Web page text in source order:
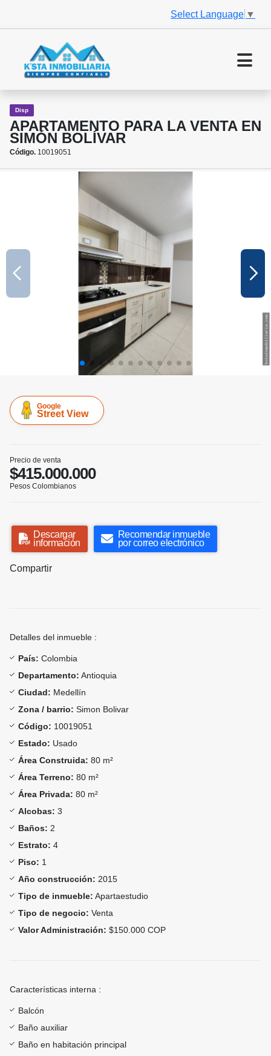
Select Language ▼
Disp
APARTAMENTO PARA LA VENTA EN
SIMÓN BOLÍVAR
Código. 10019051
Google
Street View
Precio de venta
$415.000.000
Pesos Colombianos
Descargar
información
Recomendar inmueble
por correo electrónico
Compartir
Detalles del inmueble :
País: Colombia
Departamento: Antioquia
Ciudad: Medellín
Zona / barrio: Simon Bolivar
Código: 10019051
Estado: Usado
Área Construida: 80 m²
Área Terreno: 80 m²
Área Privada: 80 m²
Alcobas: 3
Baños: 2
Estrato: 4
Piso: 1
Año construcción: 2015
Tipo de inmueble: Apartaestudio
Tipo de negocio: Venta
Valor Administración: $150.000 COP
Características interna :
Balcón
Baño auxiliar
Baño en habitación principal